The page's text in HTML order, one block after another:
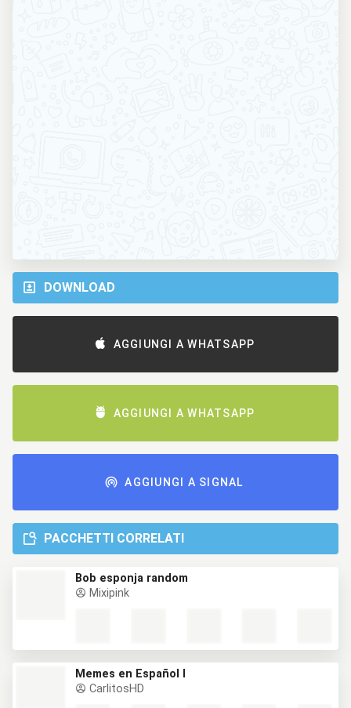
DOWNLOAD
AGGIUNGI A WHATSAPP
AGGIUNGI A WHATSAPP
AGGIUNGI A SIGNAL
PACCHETTI CORRELATI
Bob esponja random
Mixipink
Memes en Español I
CarlitosHD